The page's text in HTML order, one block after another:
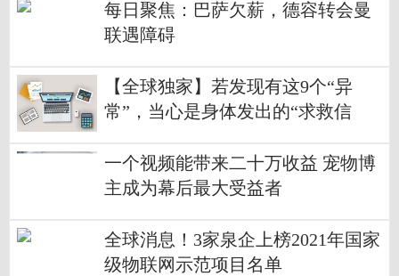
每日聚焦：巴萨欠薪，德容转会曼
联遇障碍
【全球独家】若发现有这9个“异
常”，当心是身体发出的“求救信
一个视频能带来二十万收益 宠物博
主成为幕后最大受益者
全球消息！3家泉企上榜2021年国家
级物联网示范项目名单